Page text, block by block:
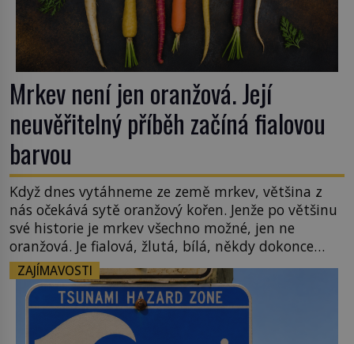
Mrkev není jen oranžová. Její
neuvěřitelný příběh začíná fialovou
barvou
Když dnes vytáhneme ze země mrkev, většina z
nás očekává sytě oranžový kořen. Jenže po většinu
své historie je mrkev všechno možné, jen ne
oranžová. Je fialová, žlutá, bílá, někdy dokonce
téměř černá. Až díky stovkám let pečlivého
šlechtění se z ní stává zelenina, bez které si českou
zahradu ani nedokážeme představit. Její příběh je
ZAJÍMAVOSTI